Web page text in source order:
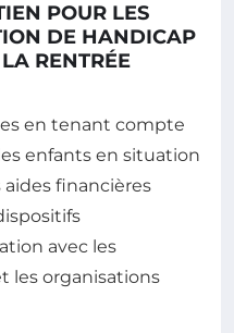
POUR LES
DE HANDICAP
RENTRÉE
en tenant compte
enfants en situation
financières
avec les
les organisations